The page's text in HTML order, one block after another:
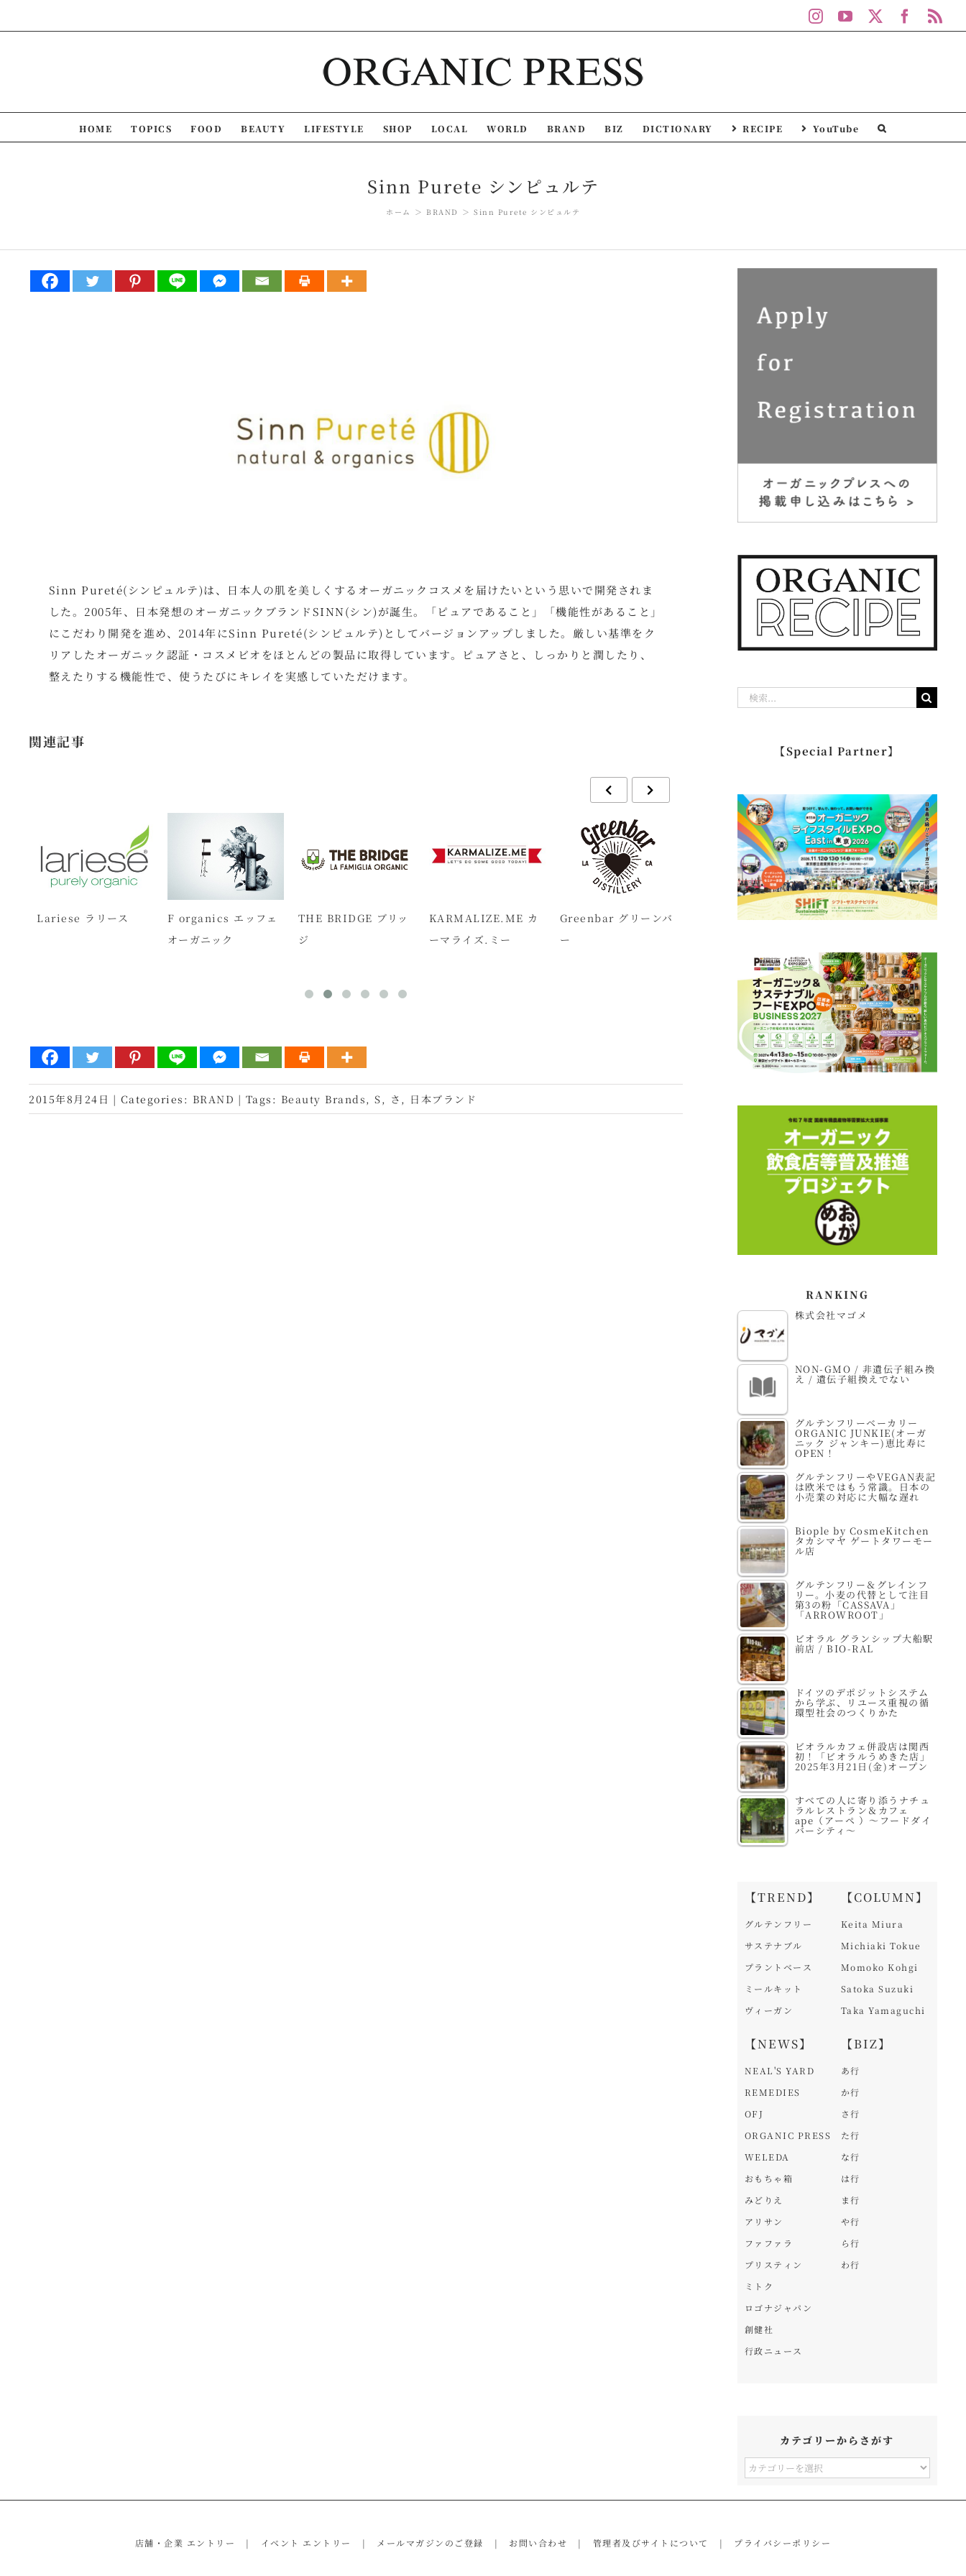
to
InstagramYouTube
HOME TOPICS FOOD BEAUTY LIFESTYLE SHOP LOCAL WORLD BRAND BIZ DICTIONARY RECIPE YouTube
Sinn Purete シンピュルテ
ホーム BRAND Sinn Purete シンピュルテ
Sinn Pureté(シンピュルテ)は、日本人の肌を美しくするオーガニックコスメを届けたいという思いで開発されま
した。2005年、日本発想のオーガニックブランドSINN(シン)が誕生。「ピュアであること」「機能性があること」
にこだわり開発を進め、2014年にSinn Pureté(シンピュルテ)としてバージョンアップしました。厳しい基準をク
リアしたオーガニック認証・コスメビオをほとんどの製品に取得しています。ピュアさと、しっかりと潤したり、
整えたりする機能性で、使うたびにキレイを実感していただけます。
関連記事
Lariese ラリース
F organics エッフェ
オーガニック
THE BRIDGE ブリッ
ジ
KARMALIZE.ME カ
ーマライズ.ミー
Greenbar グリーンバ
ー
bioster ビオスター Lariese ラリース
2015年8月24日 | Categories: BRAND | Tags: Beauty Brands ,S , さ , 日本ブランド
【Special Partner】
RANKING
株式会社マゴメ
NON-GMO / 非遺伝子組み換
え / 遺伝子組換えでない
グルテンフリーベーカリー
ORGANIC JUNKIE(オーガ
ニック ジャンキー)恵比寿に
OPEN！
グルテンフリーやVEGAN表記
は欧米ではもう常識。日本の
小売業の対応に大幅な遅れ
Biople by CosmeKitchen
タカシマヤ ゲートタワーモー
ル店
グルテンフリー＆グレインフ
リー。小麦の代替として注目
第3の粉「CASSAVA」
「ARROWROOT」
ビオラル グランシップ大船駅
前店 / BIO-RAL
ドイツのデポジットシステム
から学ぶ、リユース重視の循
環型社会のつくりかた
ビオラルカフェ併設店は関西
初！「ビオラルうめきた店」
2025年3月21日(金)オープン
すべての人に寄り添うナチュ
ラルレストラン＆カフェ
ape（アーペ ）～フードダイ
バーシティ～
【TREND】
グルテンフリー
サステナブル
プラントベース
ミールキット
ヴィーガン
【NEWS】
NEAL'S YARD
REMEDIES
OFJ
ORGANIC PRESS
WELEDA
おもちゃ箱
みどりえ
アリサン
ファファラ
プリスティン
ミトク
ロゴナジャパン
創健社
行政ニュース
【COLUMN】
Keita Miura
Michiaki Tokue
Momoko Kohgi
Satoka Suzuki
Taka Yamaguchi
【BIZ】
あ行
か行
さ行
た行
な行
は行
ま行
や行
ら行
わ行
カテゴリーからさがす
カ
ー
店舗・企業 エントリー イベント エントリー メールマガジンのご登録 お問い合わせ 管理者及びサイトについて プライバシーポリシー